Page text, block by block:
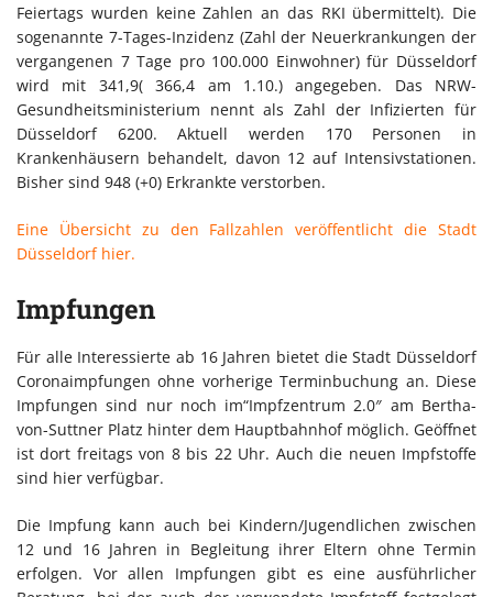
Feiertags wurden keine Zahlen an das RKI übermittelt). Die
sogenannte 7-Tages-Inzidenz (Zahl der Neuerkrankungen der
vergangenen 7 Tage pro 100.000 Einwohner) für Düsseldorf
wird mit 341,9( 366,4 am 1.10.) angegeben. Das NRW-
Gesundheitsministerium nennt als Zahl der Infizierten für
Düsseldorf 6200. Aktuell werden 170 Personen in
Krankenhäusern behandelt, davon 12 auf Intensivstationen.
Bisher sind 948 (+0) Erkrankte verstorben.
Eine Übersicht zu den Fallzahlen veröffentlicht die Stadt
Düsseldorf hier.
Impfungen
Für alle Interessierte ab 16 Jahren bietet die Stadt Düsseldorf
Coronaimpfungen ohne vorherige Terminbuchung an. Diese
Impfungen sind nur noch im“Impfzentrum 2.0″ am Bertha-
von-Suttner Platz hinter dem Hauptbahnhof möglich. Geöffnet
ist dort freitags von 8 bis 22 Uhr. Auch die neuen Impfstoffe
sind hier verfügbar.
Die Impfung kann auch bei Kindern/Jugendlichen zwischen
12 und 16 Jahren in Begleitung ihrer Eltern ohne Termin
erfolgen. Vor allen Impfungen gibt es eine ausführlicher